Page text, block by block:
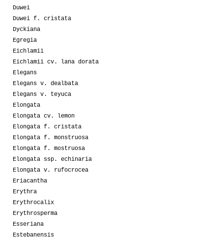
Duwei
Duwei f. cristata
Dyckiana
Egregia
Eichlamii
Eichlamii cv. lana dorata
Elegans
Elegans v. dealbata
Elegans v. teyuca
Elongata
Elongata cv. lemon
Elongata f. cristata
Elongata f. monstruosa
Elongata f. mostruosa
Elongata ssp. echinaria
Elongata v. rufocrocea
Eriacantha
Erythra
Erythrocalix
Erythrosperma
Esseriana
Estebanensis